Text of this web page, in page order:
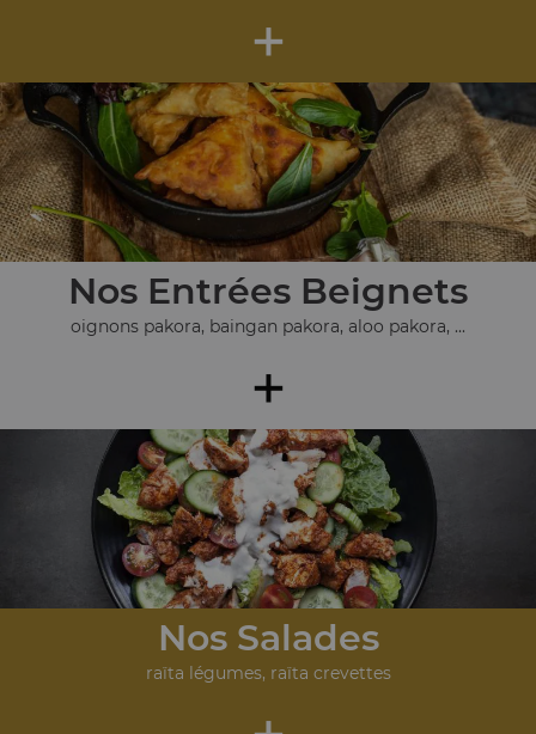
+
Nos Entrées Beignets
oignons pakora, baingan pakora, aloo pakora, ...
+
Nos Salades
raïta légumes, raïta crevettes